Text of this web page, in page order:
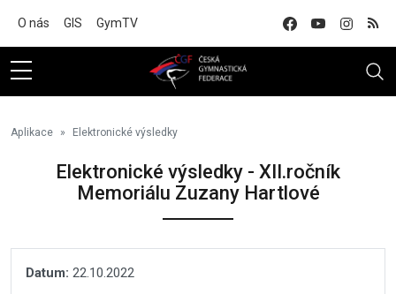
O nás GIS GymTV
Aplikace Elektronické výsledky
Elektronické výsledky - XII.ročník
Memoriálu Zuzany Hartlové
Datum: 22.10.2022